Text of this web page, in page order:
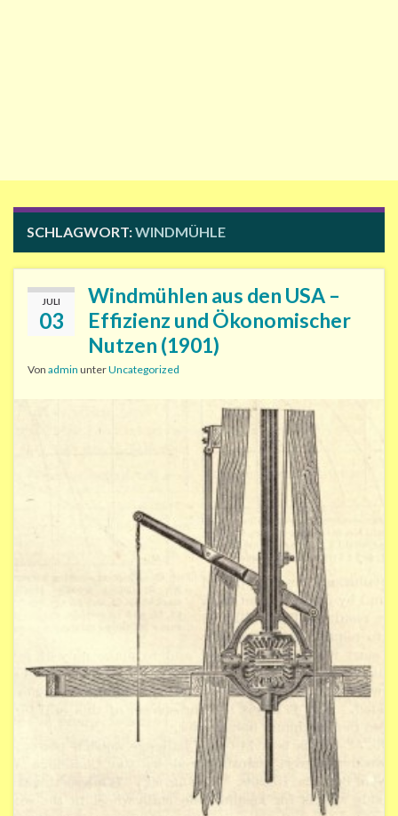
SCHLAGWORT:WINDMÜHLE
JULI
03
Windmühlen aus den USA –
Effizienz und Ökonomischer
Nutzen (1901)
Von admin unterUncategorized